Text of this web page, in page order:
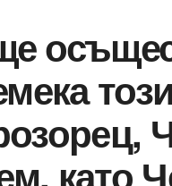
като